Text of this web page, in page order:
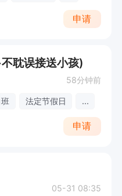
申请
耽误接送小孩)
58分钟前
法定节假日 ...
申请
05-31 08:35